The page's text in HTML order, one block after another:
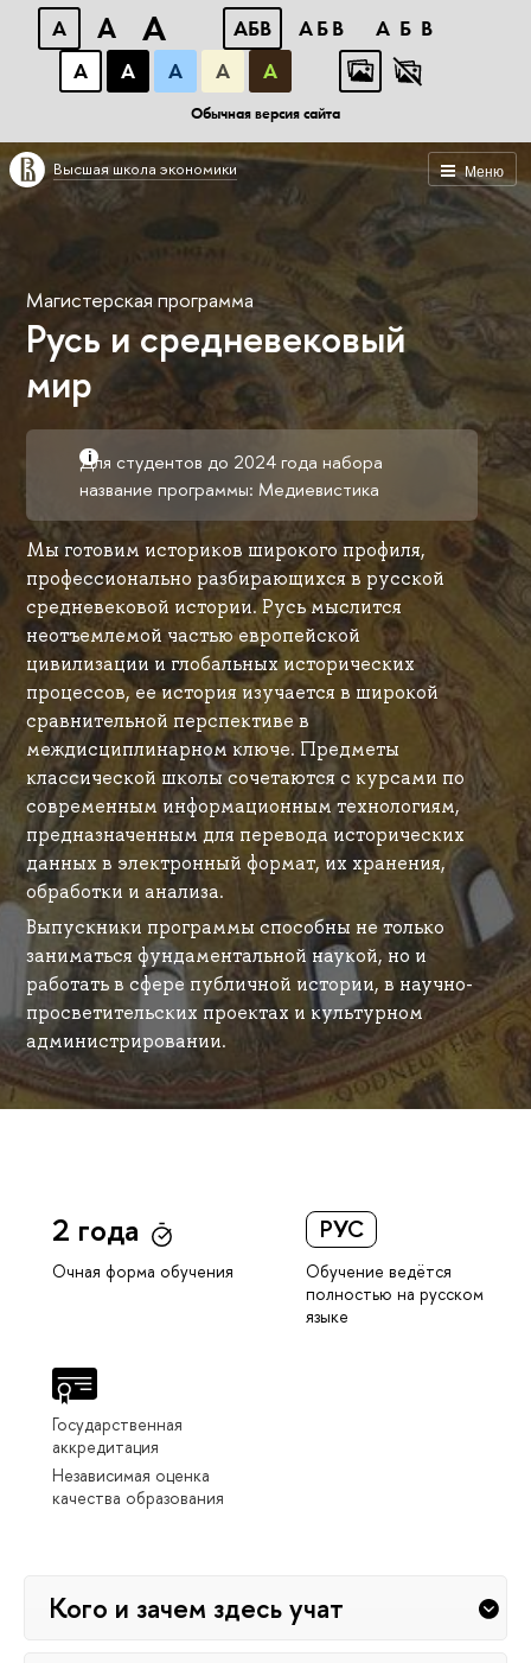
A A A АБВ АБВ
АБВ
А
А А А А
Обычная версия сайта
Меню
Высшая школа экономики
Магистерская программа
Русь и средневековый
мир
Для студентов до 2024 года набора
название программы: Медиевистика
Мы готовим историков широкого профиля,
профессионально разбирающихся в русской
средневековой истории. Русь мыслится
неотъемлемой частью европейской
цивилизации и глобальных исторических
процессов, ее история изучается в широкой
сравнительной перспективе в
междисциплинарном ключе. Предметы
классической школы сочетаются с курсами по
современным информационным технологиям,
предназначенным для перевода исторических
данных в электронный формат, их хранения,
обработки и анализа.
Выпускники программы способны не только
заниматься фундаментальной наукой, но и
работать в сфере публичной истории, в научно-
просветительских проектах и культурном
администрировании.
2 года
Очная форма обучения
РУС
Обучение ведётся
полностью на русском
языке
Государственная
аккредитация
Независимая оценка
качества образования
Кого и зачем здесь учат